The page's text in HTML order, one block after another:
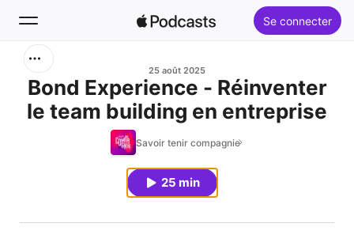
Se connecter
Accueil
25 août 2025
Bond Experience - Réinventer
le team building en entreprise
Savoir tenir compagnie
25 min